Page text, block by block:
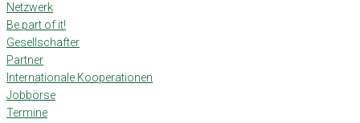
Netzwerk
Be part of it!
Gesellschafter
Partner
Internationale Kooperationen
Jobbörse
Termine